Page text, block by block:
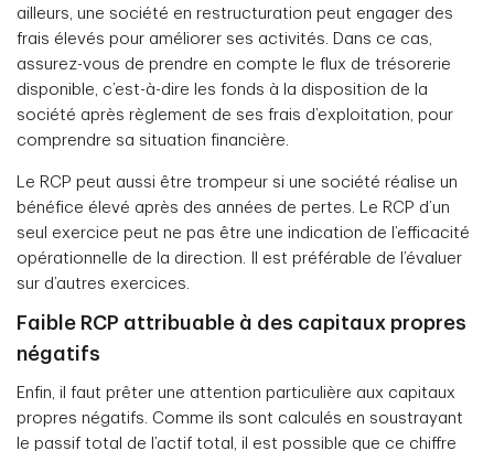
ailleurs, une société en restructuration peut engager des
frais élevés pour améliorer ses activités. Dans ce cas,
assurez-vous de prendre en compte le flux de trésorerie
disponible, c’est-à-dire les fonds à la disposition de la
société après règlement de ses frais d’exploitation, pour
comprendre sa situation financière.
Le RCP peut aussi être trompeur si une société réalise un
bénéfice élevé après des années de pertes. Le RCP d’un
seul exercice peut ne pas être une indication de l’efficacité
opérationnelle de la direction. Il est préférable de l’évaluer
sur d’autres exercices.
Faible RCP attribuable à des capitaux propres
négatifs
Enfin, il faut prêter une attention particulière aux capitaux
propres négatifs. Comme ils sont calculés en soustrayant
le passif total de l’actif total, il est possible que ce chiffre